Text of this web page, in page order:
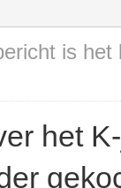
is het
het